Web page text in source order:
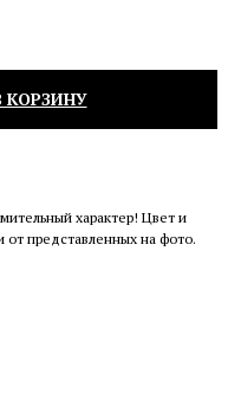
КОРЗИНУ
характер! Цвет и
от представленных на фото.